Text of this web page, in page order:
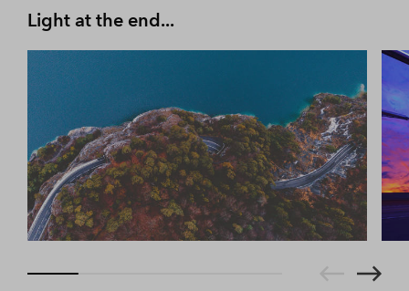
Light at the end...